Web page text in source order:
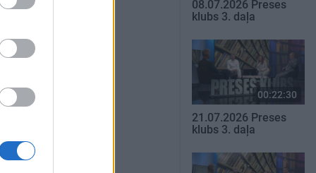
08.07.2026 Preses
klubs 3. daļa
00:22:30
21.07.2026 Preses
klubs 3. daļa